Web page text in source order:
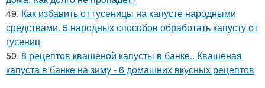
49. Как избавить от гусеницы на капусте народными
средствами. 5 народных способов обработать капусту от
гусениц
50. 8 рецептов квашеной капусты в банке.. Квашеная
капуста в банке на зиму - 6 домашних вкусных рецептов